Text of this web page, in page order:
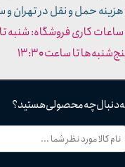
دنبال چه محصولی هستید؟
حمل و نقل در تهران
تا ساعت ۱۳:۳۰​​​​​​​